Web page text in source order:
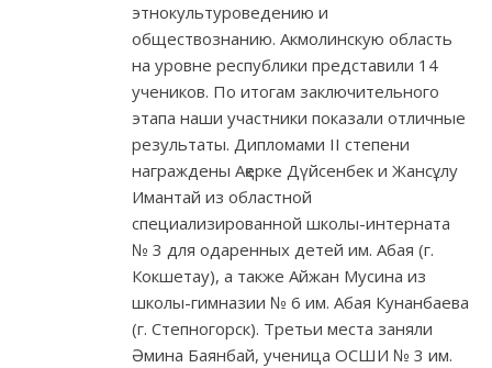
этнокультуроведению и
обществознанию. Акмолинскую область
на уровне республики представили 14
учеников. По итогам заключительного
этапа наши участники показали отличные
результаты. Дипломами ІІ степени
награждены Ақерке Дүйсенбек и Жансұлу
Имантай из областной
специализированной школы-интерната
№ 3 для одаренных детей им. Абая (г.
Кокшетау), а также Айжан Мусина из
школы-гимназии № 6 им. Абая Кунанбаева
(г. Степногорск). Третьи места заняли
Әмина Баянбай, ученица ОСШИ № 3 им.